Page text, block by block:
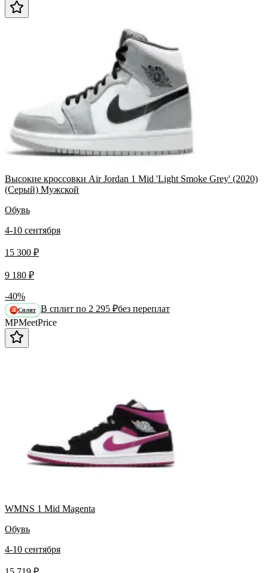
Высокие кроссовки Air Jordan 1 Mid 'Light Smoke Grey' (2020)
(Серый) Мужской
Обувь
4-10 сентября
15 300 ₽
9 180 ₽
-40%
Я Сплит В сплит по 2 295 ₽без переплат
MPMeetPrice
WMNS 1 Mid Magenta
Обувь
4-10 сентября